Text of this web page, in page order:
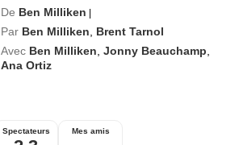
De Ben Milliken |
Par Ben Milliken
Brent Tarnol
Avec Ben Milliken ,Jonny Beauchamp
Ana Ortiz
Spectateurs Mes amis